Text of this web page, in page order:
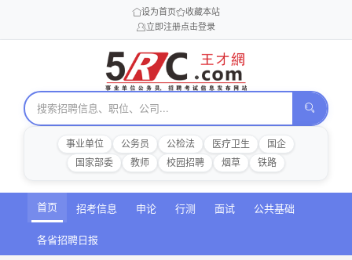
设为首页
收藏本站
立即注册点击登录
事业单位 公务员 公检法 医疗卫生
国企
国家部委
教师 校园招聘 烟草 铁路
首页 招考信息 申论 行测 面试 公共基础
各省招聘日报